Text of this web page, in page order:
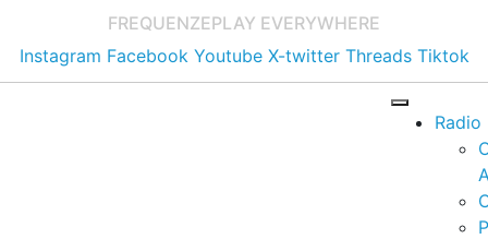
FREQUENZEPLAY EVERYWHERE
Instagram Facebook Youtube X-twitter Threads Tiktok
Radio